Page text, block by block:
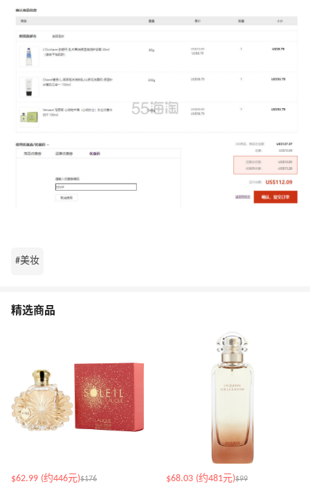
#美妆
精选商品
$62.99 (约446元)$176 $68.03 (约481元)$99